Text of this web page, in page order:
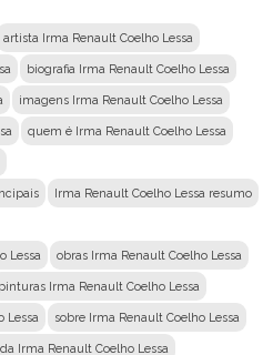
artista Irma Renault Coelho Lessa
biografia Irma Renault Coelho Lessa
imagens Irma Renault Coelho Lessa
quem é Irma Renault Coelho Lessa
Irma Renault Coelho Lessa resumo
Lessa obras Irma Renault Coelho Lessa
pinturas Irma Renault Coelho Lessa
Lessa sobre Irma Renault Coelho Lessa
Irma Renault Coelho Lessa